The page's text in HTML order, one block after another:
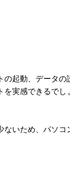
の起動、データの
実感できるでし
ないため、パソコ